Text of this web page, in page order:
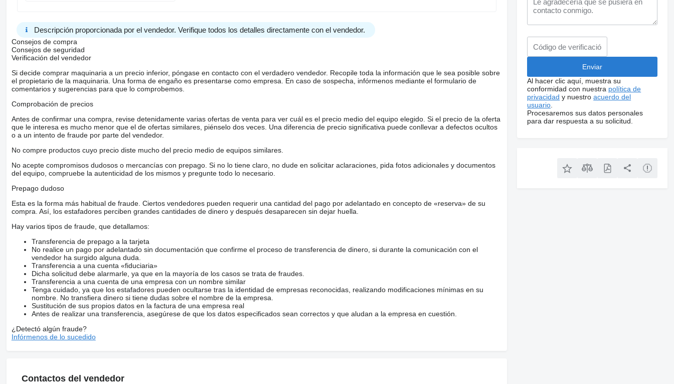
Descripción proporcionada por el vendedor. Verifique todos los detalles directamente con el vendedor.
Consejos de compra
Consejos de seguridad
Verificación del vendedor
Si decide comprar maquinaria a un precio inferior, póngase en contacto con el verdadero vendedor. Recopile toda la información que le sea posible sobre
el propietario de la maquinaria. Una forma de engaño es presentarse como empresa. En caso de sospecha, infórmenos mediante el formulario de
comentarios y sugerencias para que lo comprobemos.
Comprobación de precios
Antes de confirmar una compra, revise detenidamente varias ofertas de venta para ver cuál es el precio medio del equipo elegido. Si el precio de la oferta
que le interesa es mucho menor que el de ofertas similares, piénselo dos veces. Una diferencia de precio significativa puede conllevar a defectos ocultos
o a un intento de fraude por parte del vendedor.
No compre productos cuyo precio diste mucho del precio medio de equipos similares.
No acepte compromisos dudosos o mercancías con prepago. Si no lo tiene claro, no dude en solicitar aclaraciones, pida fotos adicionales y documentos
del equipo, compruebe la autenticidad de los mismos y pregunte todo lo necesario.
Prepago dudoso
Esta es la forma más habitual de fraude. Ciertos vendedores pueden requerir una cantidad del pago por adelantado en concepto de «reserva» de su
compra. Así, los estafadores perciben grandes cantidades de dinero y después desaparecen sin dejar huella.
Hay varios tipos de fraude, que detallamos:
Transferencia de prepago a la tarjeta
No realice un pago por adelantado sin documentación que confirme el proceso de transferencia de dinero, si durante la comunicación con el
vendedor ha surgido alguna duda.
Transferencia a una cuenta «fiduciaria»
Dicha solicitud debe alarmarle, ya que en la mayoría de los casos se trata de fraudes.
Transferencia a una cuenta de una empresa con un nombre similar
Tenga cuidado, ya que los estafadores pueden ocultarse tras la identidad de empresas reconocidas, realizando modificaciones mínimas en su
nombre. No transfiera dinero si tiene dudas sobre el nombre de la empresa.
Sustitución de sus propios datos en la factura de una empresa real
Antes de realizar una transferencia, asegúrese de que los datos especificados sean correctos y que aludan a la empresa en cuestión.
¿Detectó algún fraude?
Infórmenos de lo sucedido
Contactos del vendedor
Al hacer clic aquí, muestra su
conformidad con nuestra política de
privacidad y nuestroacuerdo del
usuario
Procesaremos sus datos personales
para dar respuesta a su solicitud.